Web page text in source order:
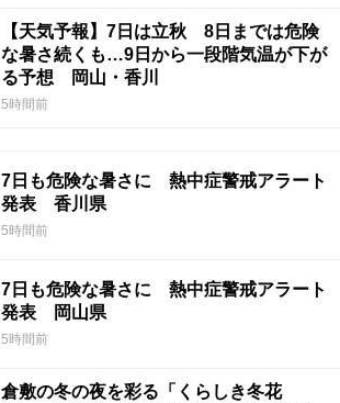
【天気予報】7日は立秋 8日までは危険
な暑さ続くも…9日から一段階気温が下が
る予想 岡山・香川
5時間前
7日も危険な暑さに 熱中症警戒アラート
発表 香川県
5時間前
7日も危険な暑さに 熱中症警戒アラート
発表 岡山県
5時間前
倉敷の冬の夜を彩る「くらしき冬花